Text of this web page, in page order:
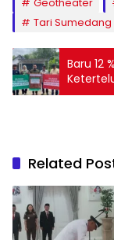
Geotheater
Tari Sumedang
Baru 12
Inklusif
Related